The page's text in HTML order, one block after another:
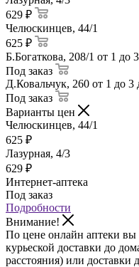
629 ₽
Челюскинцев, 44/1
625 ₽
Б.Богаткова, 208/1 от 1 до
Под заказ
Д.Ковальчук, 260 от 1 до 3
Под заказ
Варианты цен
Челюскинцев, 44/1
625 ₽
Лазурная, 4/3
629 ₽
Интернет-аптека
Под заказ
Подробности
Внимание!
По цене онлайн аптеки вы
курьеской доставки до
расстояния) или доставки